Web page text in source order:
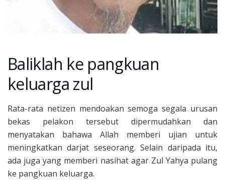
Baliklah ke pangkuan
keluarga zul
Rata-rata netizen mendoakan semoga segala urusan
bekas pelakon tersebut dipermudahkan dan
menyatakan bahawa Allah memberi ujian untuk
meningkatkan darjat seseorang. Selain daripada itu,
ada juga yang memberi nasihat agar Zul Yahya pulang
ke pangkuan keluarga.